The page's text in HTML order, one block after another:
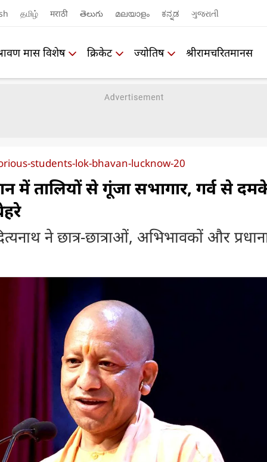
தமிழ் मराठी తెలుగు മലയാളം ಕನ್ನಡ ગુજરાતી
मास विशेष क्रिकेट ज्योतिष श्रीरामचरितमानस
students-lok-bhavan-lucknow-20
में तालियों से गूंजा सभागार, गर्व से
ने छात्र-छात्राओं, अभिभावकों और